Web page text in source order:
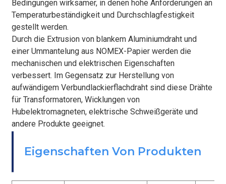
Bedingungen wirksamer, in denen hohe Anforderungen an
Temperaturbeständigkeit und Durchschlagfestigkeit
gestellt werden.
Durch die Extrusion von blankem Aluminiumdraht und
einer Ummantelung aus NOMEX-Papier werden die
mechanischen und elektrischen Eigenschaften
verbessert. Im Gegensatz zur Herstellung von
aufwändigem Verbundlackierflachdraht sind diese Drähte
für Transformatoren, Wicklungen von
Hubelektromagneten, elektrische Schweißgeräte und
andere Produkte geeignet.
Eigenschaften Von Produkten